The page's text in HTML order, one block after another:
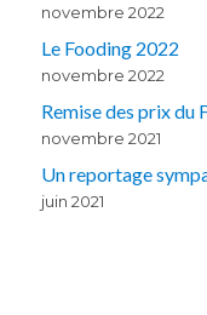
novembre 2022
Le Fooding 2022
novembre 2022
Remise des prix du
novembre 2021
Un reportage
juin 2021